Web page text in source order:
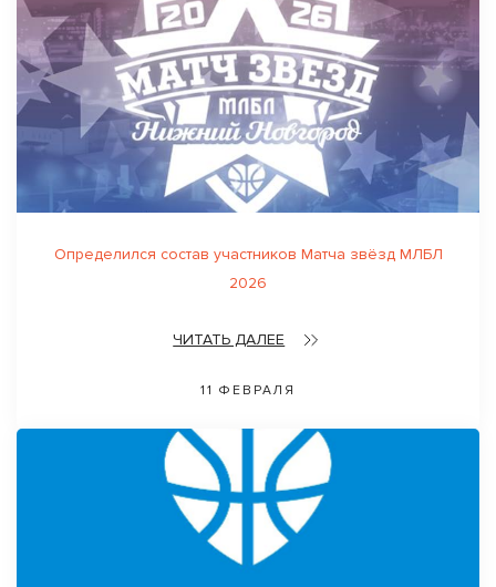
Определился состав участников Матча звёзд МЛБЛ
2026
ЧИТАТЬ ДАЛЕЕ
11 ФЕВРАЛЯ